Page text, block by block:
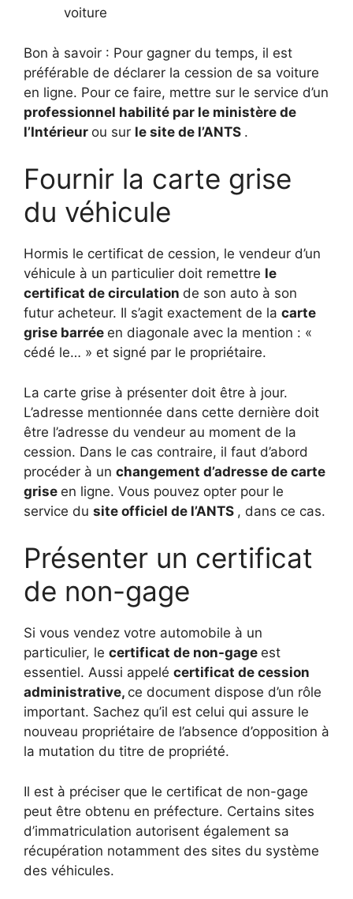
voiture
Bon à savoir : Pour gagner du temps, il est
préférable de déclarer la cession de sa voiture
en ligne. Pour ce faire, mettre sur le service d’un
professionnel habilité par le ministère de
l’Intérieur ou sur le site de l’ANTS .
Fournir la carte grise
du véhicule
Hormis le certificat de cession, le vendeur d’un
véhicule à un particulier doit remettre le
certificat de circulation de son auto à son
futur acheteur. Il s’agit exactement de la carte
grise barrée en diagonale avec la mention : «
cédé le… » ​​et signé par le propriétaire.
La carte grise à présenter doit être à jour.
L’adresse mentionnée dans cette dernière doit
être l’adresse du vendeur au moment de la
cession. Dans le cas contraire, il faut d’abord
procéder à un changement d’adresse de carte
grise en ligne. Vous pouvez opter pour le
service du site officiel de l’ANTS , dans ce cas.
Présenter un certificat
de non-gage
Si vous vendez votre automobile à un
particulier, le certificat de non-gage est
essentiel. Aussi appelé certificat de cession
administrative, ce document dispose d’un rôle
important. Sachez qu’il est celui qui assure le
nouveau propriétaire de l’absence d’opposition à
la mutation du titre de propriété.
Il est à préciser que le certificat de non-gage
peut être obtenu en préfecture. Certains sites
d’immatriculation autorisent également sa
récupération notamment des sites du système
des véhicules.